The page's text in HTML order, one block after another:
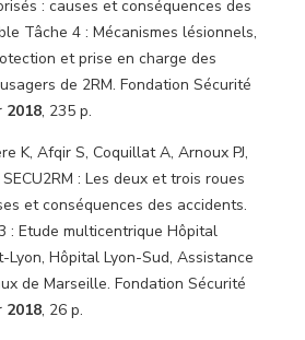
: causes et conséquences des
Tâche 4 : Mécanismes lésionnels,
et prise en charge des
de 2RM. Fondation Sécurité
2018, 235 p.
K, Afqir S, Coquillat A, Arnoux PJ,
: Les deux et trois roues
et conséquences des accidents.
: Etude multicentrique Hôpital
Lyon, Hôpital Lyon-Sud, Assistance
de Marseille. Fondation Sécurité
2018, 26 p.